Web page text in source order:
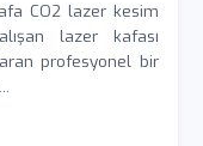
CO2 lazer kesim
lazer kafası
profesyonel bir